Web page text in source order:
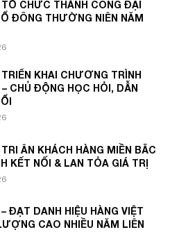
CHỨC THÀNH CÔNG ĐẠI
ĐÔNG THƯỜNG NIÊN NĂM
KHAI CHƯƠNG TRÌNH
CHỦ ĐỘNG HỌC HỎI, DẪN
ÂN KHÁCH HÀNG MIỀN BẮC
KẾT NỐI & LAN TỎA GIÁ TRỊ
ĐẠT DANH HIỆU HÀNG VIỆT
CAO NHIỀU NĂM LIÊN